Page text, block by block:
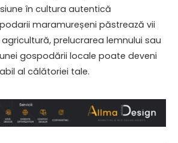
în cultura autentică
maramureșeni păstrează vii
prelucrarea lemnului sau
gospodării locale poate deveni
al călătoriei tale.